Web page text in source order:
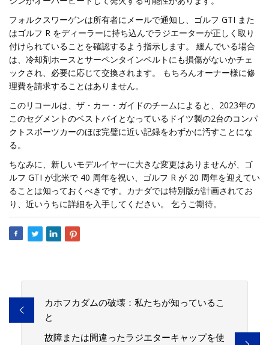
フォルクスワーゲンは所有者にメールで通知し、ゴルフ GTI また
はゴルフ R をディーラーに持ち込んでラジエーターが正しく取り
付けられていることを確認するよう指示します。 緩んでいる場合
は、冷却剤ホースとサーペンタインベルトにも損傷がないかチェ
ックされ、必要に応じて交換されます。 もちろんオーナー様に修
理費を請求することはありません。
このリコールは、ザ・カー・ガイドのチームによると、2023年の
このセグメントのベストバイとなっているドイツ製の2台のコンパ
クトスポーツカーのほぼ完璧に近い記録をわずかに汚すことにな
る。
ちなみに、新しいモデルイヤーに大きな変更はありませんが、ゴ
ルフ GTI が北米で 40 周年を祝い、ゴルフ R が 20 周年を迎えてい
ることは知っておくべきです。カナダでは特別版が計画されてお
り、近いうちに詳細を入手してください。 乞うご期待。
カホフカダムの破壊：私たちが知っているこ
と
故障または間違ったラジエターキャップを使